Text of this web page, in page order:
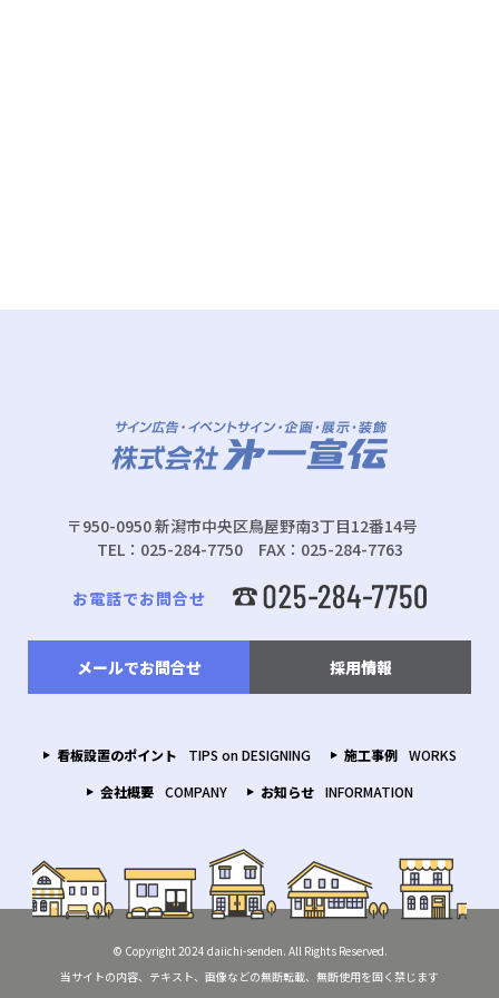
〒950-0950 新潟市中央区鳥屋野南3丁目12番14号
TEL：025-284-7750 FAX：025-284-7763
お電話でお問合せ
メールでお問合せ 採用情報
看板設置のポイント TIPS on DESIGNING 施工事例
WORKS
会社概要
COMPANY お知らせ INFORMATION
© Copyright 2024 daiichi-senden. All Rights Reserved.
当サイトの内容、テキスト、画像などの無断転載、無断使用を固く禁じます